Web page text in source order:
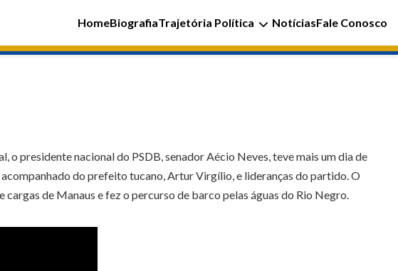
HomeBiografiaTrajetória Política NotíciasFale Conosco
presidente nacional do PSDB, senador Aécio Neves, teve mais um dia de
do prefeito tucano, Artur Virgílio, e lideranças do partido. O
de Manaus e fez o percurso de barco pelas águas do Rio Negro.